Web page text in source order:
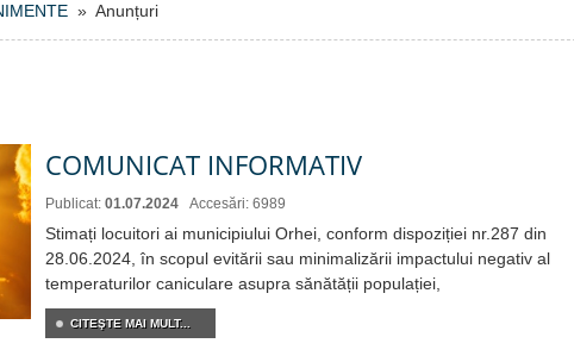
» Anunțuri
COMUNICAT INFORMATIV
Publicat: 01.07.2024 Accesări: 6989
Stimați locuitori ai municipiului Orhei, conform dispoziției nr.287 din
28.06.2024, în scopul evitării sau minimalizării impactului negativ al
temperaturilor caniculare asupra sănătății populației,
CITEŞTE MAI MULT...